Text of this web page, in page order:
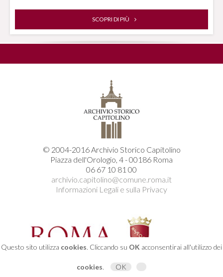
SCOPRI DI PIÙ
© 2004-2016 Archivio Storico Capitolino
Piazza dell'Orologio, 4 - 00186 Roma
06 67 10 81 00
archivio.capitolino@comune.roma.it
Informazioni Legali e sulla Privacy
Questo sito utilizza cookies. Cliccando su OK acconsentirai all'utilizzo dei
cookies. OK